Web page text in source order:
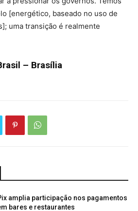
[energético, baseado no uso de
uma transição é realmente
– Brasília
amplia participação nos pagamentos
bares e restaurantes